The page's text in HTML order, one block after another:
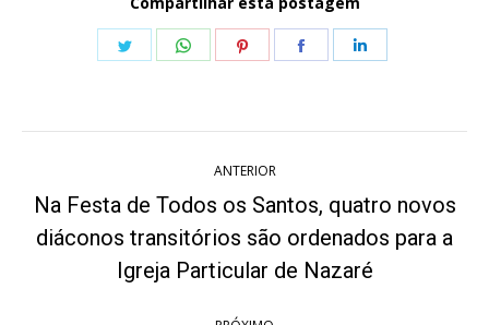
Share
Share
Share
Share
de
post:
ANTERIOR
Post
anterior:
Na Festa de Todos os Santos, quatro novos
diáconos transitórios são ordenados para a
Igreja Particular de Nazaré